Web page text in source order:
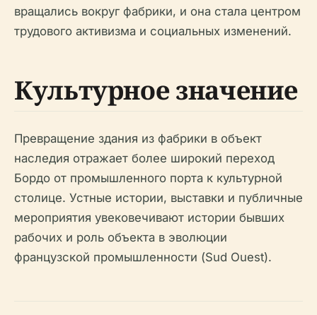
вращались вокруг фабрики, и она стала центром
трудового активизма и социальных изменений.
Культурное значение
Превращение здания из фабрики в объект
наследия отражает более широкий переход
Бордо от промышленного порта к культурной
столице. Устные истории, выставки и публичные
мероприятия увековечивают истории бывших
рабочих и роль объекта в эволюции
французской промышленности (Sud Ouest).